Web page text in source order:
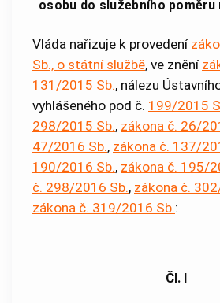
osobu do služebního
Vláda nařizuje k provedení
Sb., o státní službě, ve znění
131/2015 Sb., nálezu
vyhlášeného pod č. 199/2015
298/2015 Sb., zákona č. 26/
47/2016 Sb., zákona č. 137/
190/2016 Sb., zákona č. 195/
č. 298/2016 Sb., zákona č.
zákona č. 319/2016 Sb.:
Čl. I